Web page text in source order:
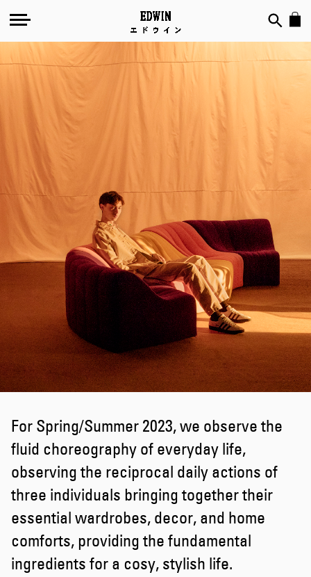
Spring/Summer
2023
For Spring/Summer 2023, we observe the
fluid choreography of everyday life,
observing the reciprocal daily actions of
three individuals bringing together their
essential wardrobes, decor, and home
comforts, providing the fundamental
ingredients for a cosy, stylish life.